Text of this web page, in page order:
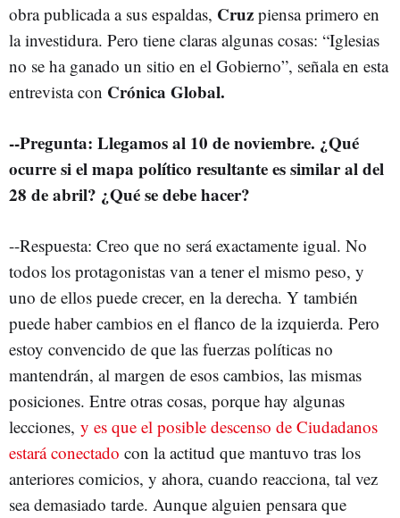
obra publicada a sus espaldas, Cruz piensa primero en
la investidura. Pero tiene claras algunas cosas: “Iglesias
no se ha ganado un sitio en el Gobierno”, señala en esta
entrevista con Crónica Global.
--Pregunta: Llegamos al 10 de noviembre. ¿Qué
ocurre si el mapa político resultante es similar al del
28 de abril? ¿Qué se debe hacer?
--Respuesta: Creo que no será exactamente igual. No
todos los protagonistas van a tener el mismo peso, y
uno de ellos puede crecer, en la derecha. Y también
puede haber cambios en el flanco de la izquierda. Pero
estoy convencido de que las fuerzas políticas no
mantendrán, al margen de esos cambios, las mismas
posiciones. Entre otras cosas, porque hay algunas
lecciones, y es que el posible descenso de Ciudadanos
estará conectado con la actitud que mantuvo tras los
anteriores comicios, y ahora, cuando reacciona, tal vez
sea demasiado tarde. Aunque alguien pensara que